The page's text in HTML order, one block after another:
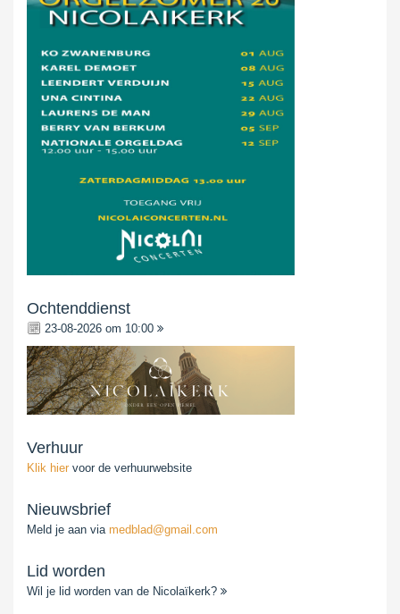
Ochtenddienst
23-08-2026 om 10:00
Verhuur
Klik hier voor de verhuurwebsite
Nieuwsbrief
Meld je aan via medblad@gmail.com
Lid worden
Wil je lid worden van de Nicolaïkerk?